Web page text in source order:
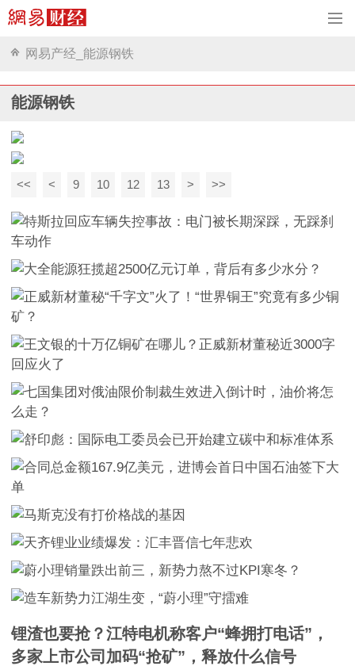
网易产经_能源钢铁
能源钢铁
<< < 9 10 12 13 > >>
锂渣也要抢？江特电机称客户“蜂拥打电话”，
多家上市公司加码“抢矿”，释放什么信号